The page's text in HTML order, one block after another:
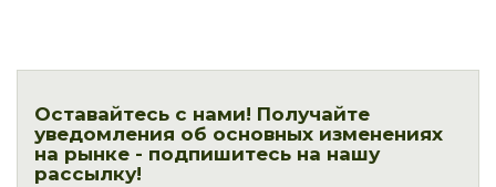
Оставайтесь с нами! Получайте
уведомления об основных изменениях
на рынке - подпишитесь на нашу
рассылку!